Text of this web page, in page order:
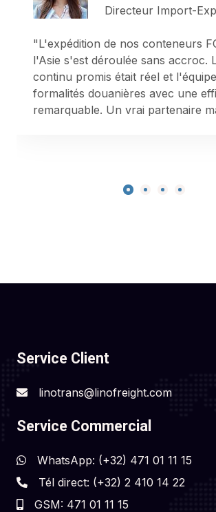
Directeur Import-
"L'expédition de nos conteneurs
l'Asie s'est déroulée sans accroc.
continu promis était réel et
formalités douanières avec une
remarquable. Un vrai partenaire
Service Client
linotrans@linofreight.com
Service Commercial
WhatsApp: (+32) 471 01 11 15
Tél direct: (+32) 2 410 14 22
GSM: 471 01 11 15